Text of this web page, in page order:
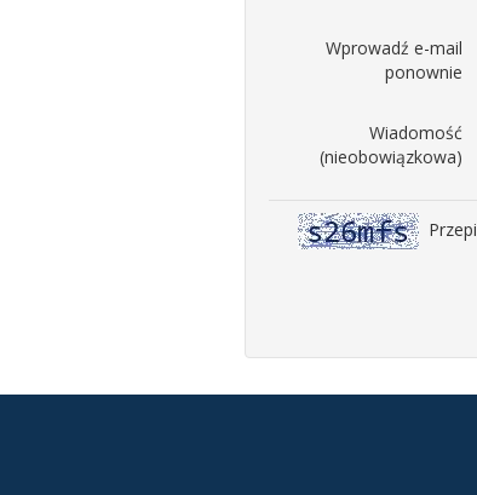
Wprowadź e-mail
ponownie
Wiadomość
(nieobowiązkowa)